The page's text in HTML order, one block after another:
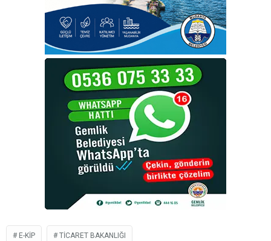
E-KİP TICARET BAKANLIĞI